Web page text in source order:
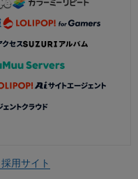
採用サイト